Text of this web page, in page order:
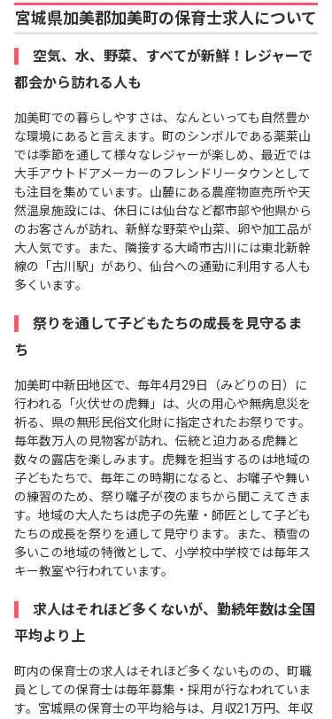
宮城県加美郡加美町の保育士求人について
空気、水、野菜、すべてが新鮮！レジャーで
都会から訪れる人も
加美町での暮らしやすさは、なんといっても自然豊か
な環境にあると言えます。町のシンボルである薬莱山
では季節を通して様々なレジャーが楽しめ、最近では
大手アウトドアメーカーのフレンドリータウンとして
も注目を集めています。山麓にある農産物直売所や天
然温泉施設には、休日には仙台など都市部や他県から
のお客さんが訪れ、新鮮な野菜や山菜、卵や加工品が
大人気です。また、隣接する大崎市古川には東北新幹
線の「古川駅」があり、仙台への通勤に利用する人も
多くいます。
祭りを通して子どもたちの成長を見守るま
ち
加美町中新田地区で、毎年4月29日（みどりの日）に
行われる「火伏せの虎舞」は、火の用心や無病息災を
祈る、県の無形民俗文化財に指定されたお祭りです。
毎年数万人の見物客が訪れ、伝統と迫力ある虎舞と
数々の露店を楽しみます。虎舞を担当するのは地域の
子どもたちで、毎年この時期になると、お囃子や舞い
の練習のため、祭り囃子が夜のまちから聞こえてきま
す。地域の大人たちは虎子の先輩・師匠として子ども
たちの成長を祭りを通して見守ります。また、積雪の
多いこの地域の特徴として、小学校中学校では毎年ス
キー教室や行われています。
求人はそれほど多くないが、勤続年数は全国
平均より上
町内の保育士の求人はそれほど多くないものの、町職
員としての保育士は毎年募集・採用が行なわれていま
す。宮城県の保育士の平均給与は、月収21万円、年収